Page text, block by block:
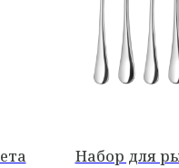
Набор для